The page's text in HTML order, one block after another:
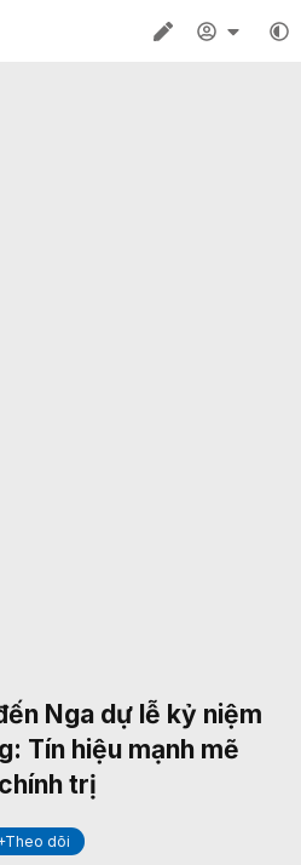
Nga dự lễ kỷ niệm
Tín hiệu mạnh mẽ
trị
dõi